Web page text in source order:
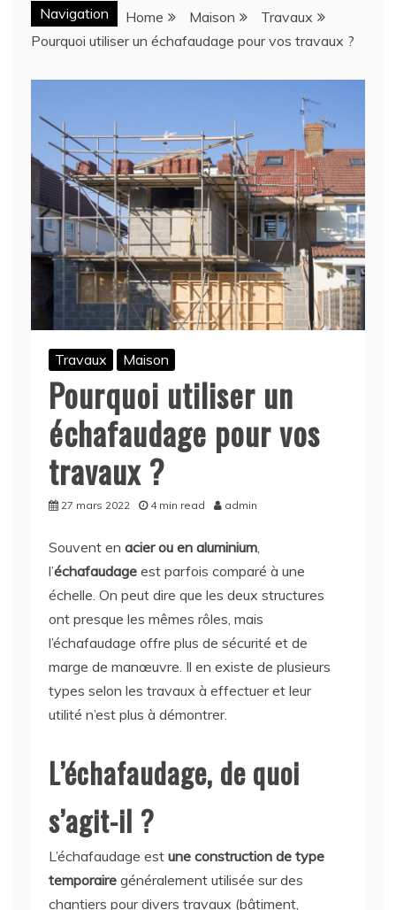
Navigation Home Maison
Travaux
Pourquoi utiliser un échafaudage pour vos travaux ?
Travaux Maison
Pourquoi utiliser un
échafaudage pour vos
travaux ?
27 mars 2022 4 min read admin
Souvent en acier ou en aluminium,
l’échafaudage est parfois comparé à une
échelle. On peut dire que les deux structures
ont presque les mêmes rôles, mais
l’échafaudage offre plus de sécurité et de
marge de manœuvre. Il en existe de plusieurs
types selon les travaux à effectuer et leur
utilité n’est plus à démontrer.
L’échafaudage, de quoi
s’agit-il ?
L’échafaudage est une construction de type
temporaire généralement utilisée sur des
chantiers pour divers travaux (bâtiment,